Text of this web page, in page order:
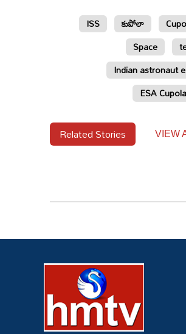
ISS కుపోలా
Space
Indian astronaut
ESA
Related Stories VIEW